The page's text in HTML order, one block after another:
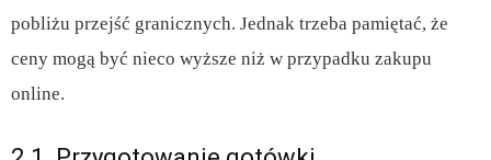
pobliżu przejść granicznych. Jednak trzeba pamiętać, że
ceny mogą być nieco wyższe niż w przypadku zakupu
online.